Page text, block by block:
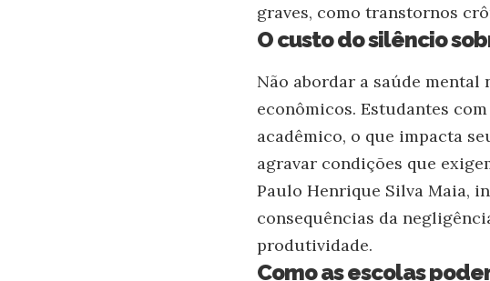
graves, como transtornos
O custo do silêncio
Não abordar a saúde mental
econômicos. Estudantes
acadêmico, o que impacta
agravar condições que
Paulo Henrique Silva Maia,
consequências da
produtividade.
Como as escolas